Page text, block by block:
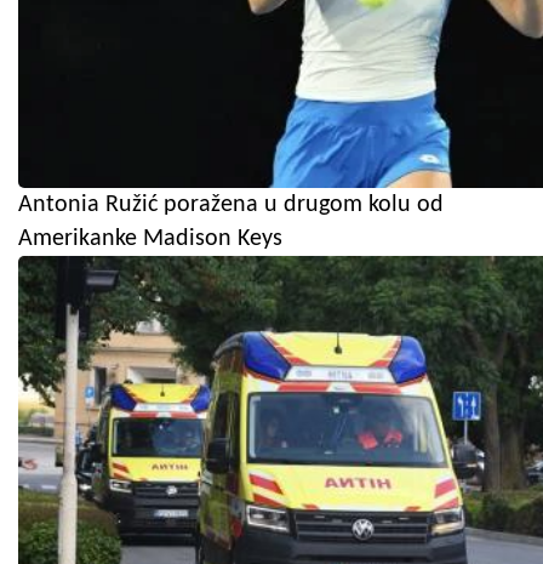
Antonia Ružić poražena u drugom kolu od
Amerikanke Madison Keys